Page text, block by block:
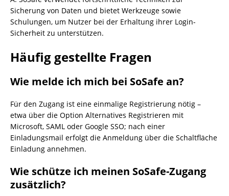
Sicherung von Daten und bietet Werkzeuge sowie
Schulungen, um Nutzer bei der Erhaltung ihrer Login-
Sicherheit zu unterstützen.
Häufig gestellte Fragen
Wie melde ich mich bei SoSafe an?
Für den Zugang ist eine einmalige Registrierung nötig –
etwa über die Option Alternatives Registrieren mit
Microsoft, SAML oder Google SSO; nach einer
Einladungsmail erfolgt die Anmeldung über die Schaltfläche
Einladung annehmen.
Wie schütze ich meinen SoSafe-Zugang
zusätzlich?